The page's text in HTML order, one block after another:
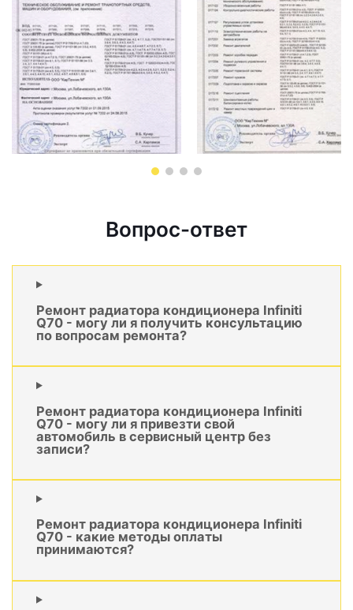
Вопрос-ответ
Ремонт радиатора кондиционера Infiniti
Q70 - могу ли я получить консультацию
по вопросам ремонта?
Ремонт радиатора кондиционера Infiniti
Q70 - могу ли я привезти свой
автомобиль в сервисный центр без
записи?
Ремонт радиатора кондиционера Infiniti
Q70 - какие методы оплаты
принимаются?